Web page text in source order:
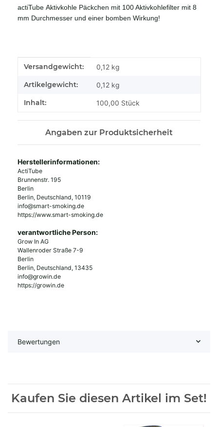
actiTube Aktivkohle Päckchen mit 100 Aktivkohlefilter mit 8
mm Durchmesser und einer bomben Wirkung!
Produkteigenschaft
Wert
Versandgewicht: 0,12 kg
Artikelgewicht: 0,12 kg
Inhalt: 100,00 Stück
Angaben zur Produktsicherheit
Herstellerinformationen:
ActiTube
Brunnenstr. 195
Berlin
Berlin, Deutschland, 10119
info@smart-smoking.de
https://www.smart-smoking.de
verantwortliche Person:
Grow In AG
Wallenroder Straße 7-9
Berlin
Berlin, Deutschland, 13435
info@growin.de
https://growin.de
Bewertungen
Kaufen Sie diesen Artikel im Set!